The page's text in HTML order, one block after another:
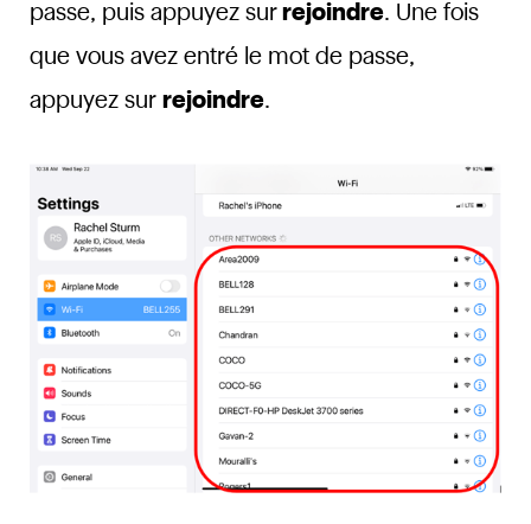
passe, puis appuyez surrejoindre. Une fois
que vous avez entré le mot de passe,
appuyez sur rejoindre.